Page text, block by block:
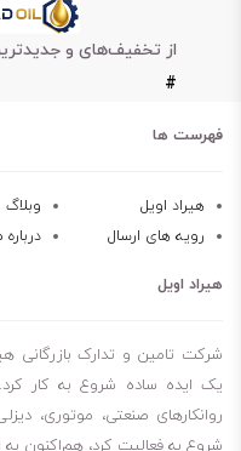
باعث روانکاری کامل قطعات
این روغن با فرمولاسیون
دارد. در نتیجه عملکرد سیستم
ویژگی‌ها و مزایا
محافظت عالی در برابر
سایش و
افزایش
طول عمر تجهیزات و
این محصول همچنین دارای
روغن جلوگیری می‌کند. این
از تخفیف‌های و
#
فهرست ها
هیراد اویل وبلاگ
رویه های ارسال
درباره
هیراد اویل
شرکت تامین و تدارک بازرگانی
یک ایده ساده شروع به کار
روانکارهای صنعتی، موتوری،
شروع به فعالیت کرد، هم‌اکنون به